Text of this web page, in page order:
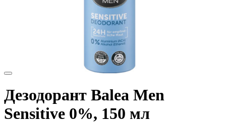
Дезодорант Balea Men
Sensitive 0%, 150 мл